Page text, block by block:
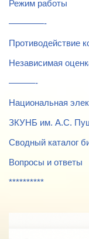
Режим работы
————-
Противодействие
Независимая
———-
Национальная
ЗКУНБ им. А.С.
Сводный каталог
Вопросы и ответы
**********